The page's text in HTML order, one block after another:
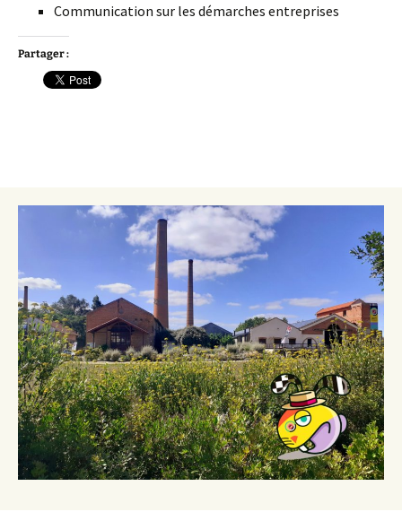
Communication sur les démarches entreprises
Partager :